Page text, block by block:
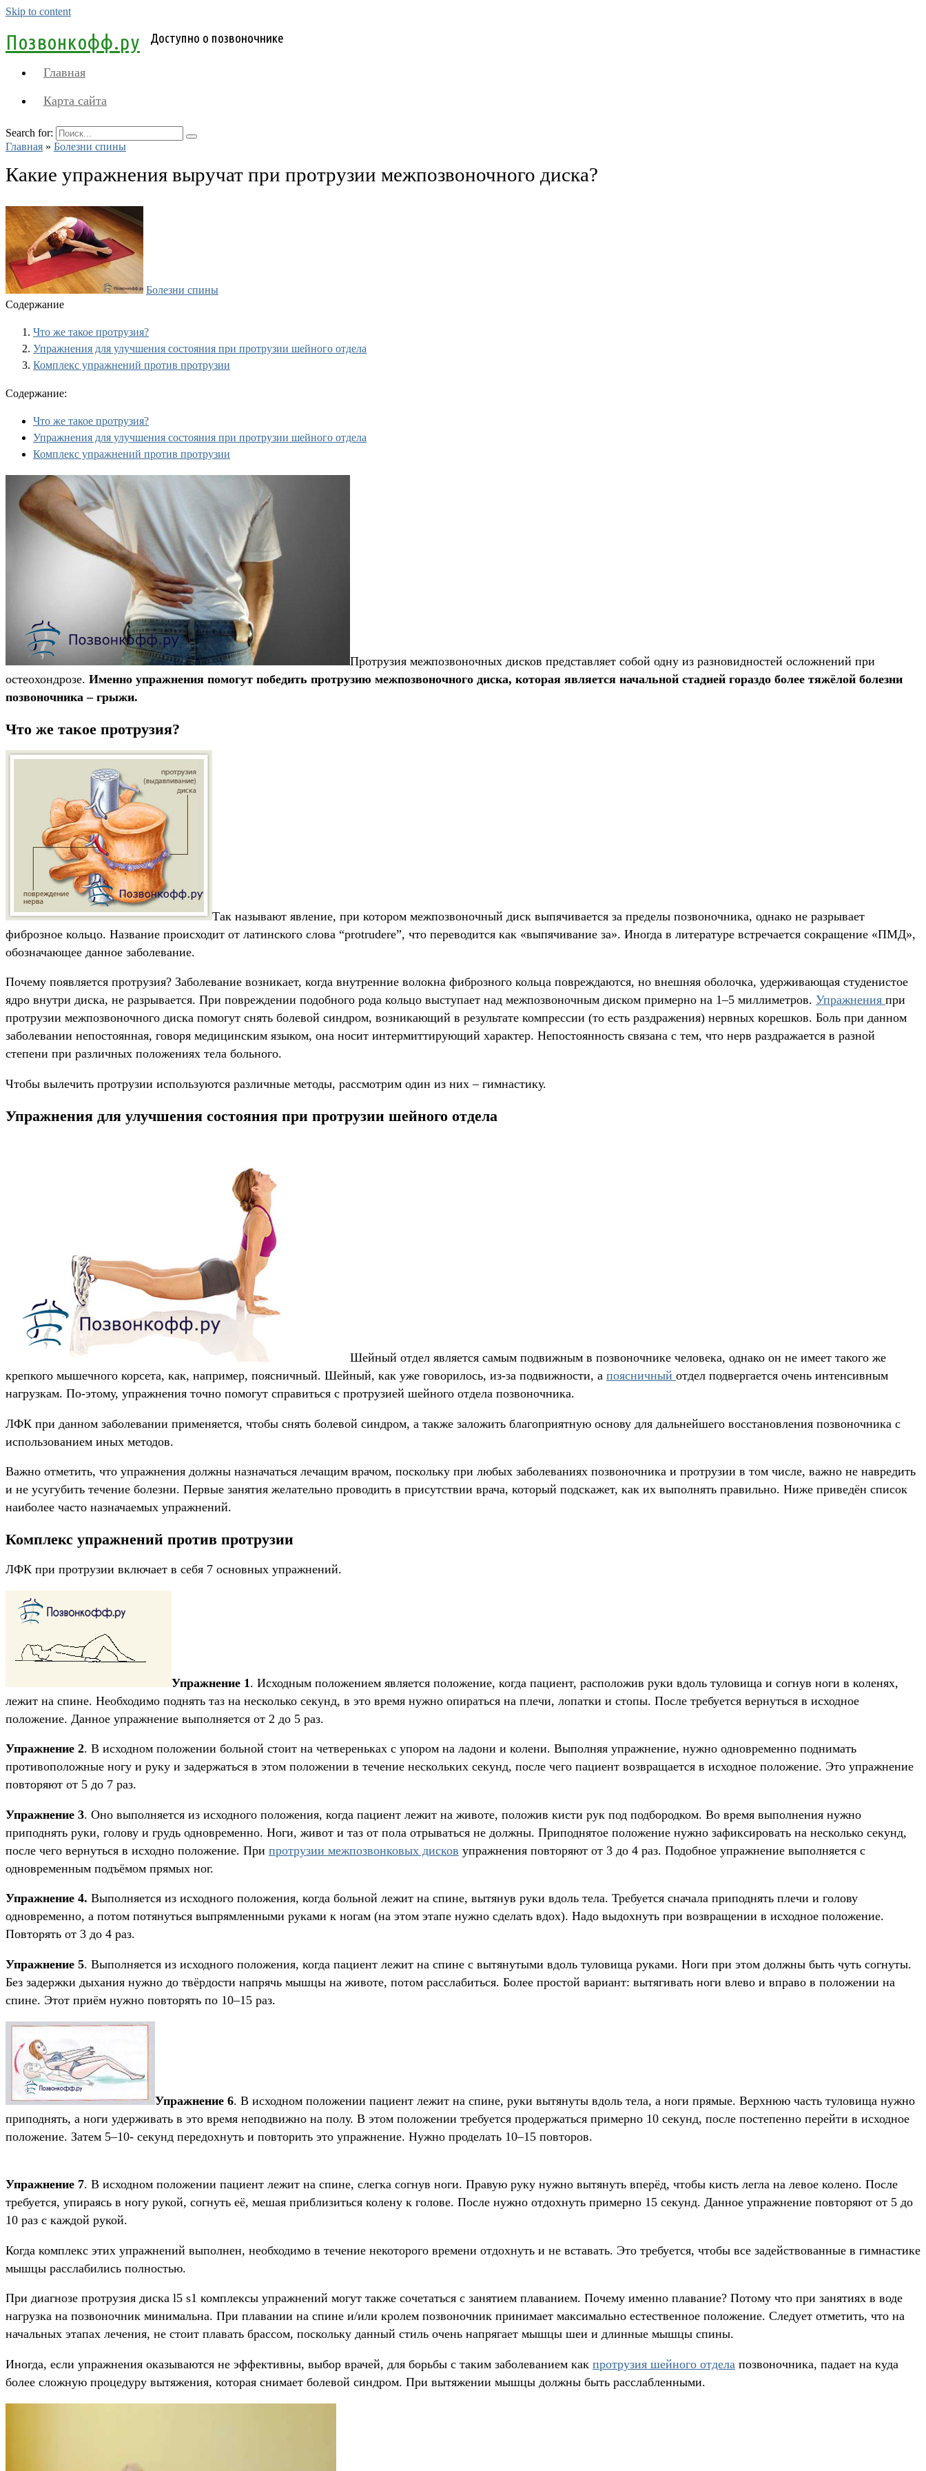
Skip to content
Позвонкофф.ру Доступно о позвоночнике
Главная
Карта сайта
Search for:
Главная » Болезни спины
Какие упражнения выручат при протрузии межпозвоночного диска?
Болезни спины
Содержание
Что же такое протрузия?
Упражнения для улучшения состояния при протрузии шейного отдела
Комплекс упражнений против протрузии
Содержание:
Что же такое протрузия?
Упражнения для улучшения состояния при протрузии шейного отдела
Комплекс упражнений против протрузии
Протрузия межпозвоночных дисков представляет собой одну из разновидностей осложнений при
остеохондрозе. Именно упражнения помогут победить протрузию межпозвоночного диска, которая является начальной стадией гораздо более тяжёлой болезни
позвоночника – грыжи.
Что же такое протрузия?
Так называют явление, при котором межпозвоночный диск выпячивается за пределы позвоночника, однако не разрывает
фиброзное кольцо. Название происходит от латинского слова “protrudere”, что переводится как «выпячивание за». Иногда в литературе встречается сокращение «ПМД»,
обозначающее данное заболевание.
Почему появляется протрузия? Заболевание возникает, когда внутренние волокна фиброзного кольца повреждаются, но внешняя оболочка, удерживающая студенистое
ядро внутри диска, не разрывается. При повреждении подобного рода кольцо выступает над межпозвоночным диском примерно на 1–5 миллиметров. Упражнения при
протрузии межпозвоночного диска помогут снять болевой синдром, возникающий в результате компрессии (то есть раздражения) нервных корешков. Боль при данном
заболевании непостоянная, говоря медицинским языком, она носит интермиттирующий характер. Непостоянность связана с тем, что нерв раздражается в разной
степени при различных положениях тела больного.
Чтобы вылечить протрузии используются различные методы, рассмотрим один из них – гимнастику.
Упражнения для улучшения состояния при протрузии шейного отдела
Шейный отдел является самым подвижным в позвоночнике человека, однако он не имеет такого же
крепкого мышечного корсета, как, например, поясничный. Шейный, как уже говорилось, из-за подвижности, а поясничный отдел подвергается очень интенсивным
нагрузкам. По-этому, упражнения точно помогут справиться с протрузией шейного отдела позвоночника.
ЛФК при данном заболевании применяется, чтобы снять болевой синдром, а также заложить благоприятную основу для дальнейшего восстановления позвоночника с
использованием иных методов.
Важно отметить, что упражнения должны назначаться лечащим врачом, поскольку при любых заболеваниях позвоночника и протрузии в том числе, важно не навредить
и не усугубить течение болезни. Первые занятия желательно проводить в присутствии врача, который подскажет, как их выполнять правильно. Ниже приведён список
наиболее часто назначаемых упражнений.
Комплекс упражнений против протрузии
ЛФК при протрузии включает в себя 7 основных упражнений.
Упражнение 1 . Исходным положением является положение, когда пациент, расположив руки вдоль туловища и согнув ноги в коленях,
лежит на спине. Необходимо поднять таз на несколько секунд, в это время нужно опираться на плечи, лопатки и стопы. После требуется вернуться в исходное
положение. Данное упражнение выполняется от 2 до 5 раз.
Упражнение 2. В исходном положении больной стоит на четвереньках с упором на ладони и колени. Выполняя упражнение, нужно одновременно поднимать
противоположные ногу и руку и задержаться в этом положении в течение нескольких секунд, после чего пациент возвращается в исходное положение. Это упражнение
повторяют от 5 до 7 раз.
Упражнение 3. Оно выполняется из исходного положения, когда пациент лежит на животе, положив кисти рук под подбородком. Во время выполнения нужно
приподнять руки, голову и грудь одновременно. Ноги, живот и таз от пола отрываться не должны. Приподнятое положение нужно зафиксировать на несколько секунд,
после чего вернуться в исходно положение. При протрузии межпозвонковых дисков упражнения повторяют от 3 до 4 раз. Подобное упражнение выполняется с
одновременным подъёмом прямых ног.
Упражнение 4. Выполняется из исходного положения, когда больной лежит на спине, вытянув руки вдоль тела. Требуется сначала приподнять плечи и голову
одновременно, а потом потянуться выпрямленными руками к ногам (на этом этапе нужно сделать вдох). Надо выдохнуть при возвращении в исходное положение.
Повторять от 3 до 4 раз.
Упражнение 5. Выполняется из исходного положения, когда пациент лежит на спине с вытянутыми вдоль туловища руками. Ноги при этом должны быть чуть согнуты.
Без задержки дыхания нужно до твёрдости напрячь мышцы на животе, потом расслабиться. Более простой вариант: вытягивать ноги влево и вправо в положении на
спине. Этот приём нужно повторять по 10–15 раз.
Упражнение 6. В исходном положении пациент лежит на спине, руки вытянуты вдоль тела, а ноги прямые. Верхнюю часть туловища нужно
приподнять, а ноги удерживать в это время неподвижно на полу. В этом положении требуется продержаться примерно 10 секунд, после постепенно перейти в исходное
положение. Затем 5–10- секунд передохнуть и повторить это упражнение. Нужно проделать 10–15 повторов.
Упражнение 7. В исходном положении пациент лежит на спине, слегка согнув ноги. Правую руку нужно вытянуть вперёд, чтобы кисть легла на левое колено. После
требуется, упираясь в ногу рукой, согнуть её, мешая приблизиться колену к голове. После нужно отдохнуть примерно 15 секунд. Данное упражнение повторяют от 5 до
10 раз с каждой рукой.
Когда комплекс этих упражнений выполнен, необходимо в течение некоторого времени отдохнуть и не вставать. Это требуется, чтобы все задействованные в гимнастике
мышцы расслабились полностью.
При диагнозе протрузия диска l5 s1 комплексы упражнений могут также сочетаться с занятием плаванием. Почему именно плавание? Потому что при занятиях в воде
нагрузка на позвоночник минимальна. При плавании на спине и/или кролем позвоночник принимает максимально естественное положение. Следует отметить, что на
начальных этапах лечения, не стоит плавать брассом, поскольку данный стиль очень напрягает мышцы шеи и длинные мышцы спины.
Иногда, если упражнения оказываются не эффективны, выбор врачей, для борьбы с таким заболеванием как протрузия шейного отдела позвоночника, падает на куда
более сложную процедуру вытяжения, которая снимает болевой синдром. При вытяжении мышцы должны быть расслабленными.